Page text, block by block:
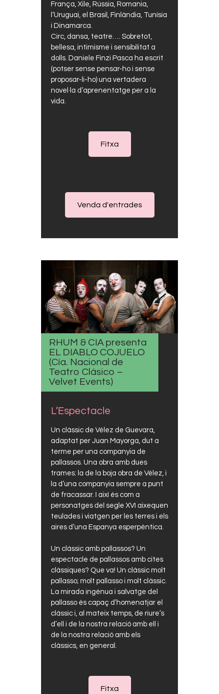
França, Xile, Rússia, Romania,
l’Uruguai, el Brasil, Finlàndia, Tunísia
i Dinamarca.
Circ, dansa, teatre…. Sobretot,
bellesa, intimisme i sensibilitat a
dolls. Daniele Finzi Pasca ha escrit
(potser sense pensar-ho i sense
proposar-li-ho) una vertadera
novel·la d’aprenentatge per a la
vida.
Fitxa
Venda d'entrades
RHUM & CIA presenta
EL DIABLO COJUELO
(Cía. Nacional de
Teatro Clásico –
Velvet Events)
L’Espectacle
Un clàssic de Vélez de Guevara,
adaptat per Juan Mayorga, dut a
terme per una companyia de
pallassos. Una obra amb dues
trames: la de la boja obra de Vélez, i
la d’una companyia sempre a punt
de fracassar. I així és com a
personatges del segle XVI aixequen
teulades i viatgen per les terres i els
aires d’una Espanya esperpèntica.
Un clàssic amb pallassos? Un
espectacle de pallassos amb cites
clàssiques? Que va! Un clàssic molt
pallasso; molt pallasso i molt clàssic.
La mirada ingènua i salvatge del
pallasso és capaç d’homenatjar el
clàssic i, al mateix temps, de riure’s
d’ell i de la nostra relació amb ell i
de la nostra relació amb els
clàssics, en general.
Fitxa